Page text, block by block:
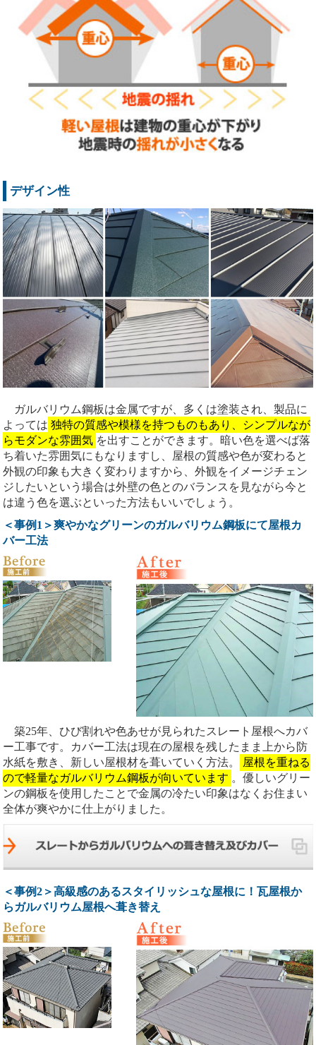
デザイン性
ガルバリウム鋼板は金属ですが、多くは塗装され、製品に
よっては 独特の質感や模様を持つものもあり、シンプルなが
らモダンな雰囲気 を出すことができます。暗い色を選べば落
ち着いた雰囲気にもなりますし、屋根の質感や色が変わると
外観の印象も大きく変わりますから、外観をイメージチェン
ジしたいという場合は外壁の色とのバランスを見ながら今と
は違う色を選ぶといった方法もいいでしょう。
＜事例1＞爽やかなグリーンのガルバリウム鋼板にて屋根カ
バー工法
築25年、ひび割れや色あせが見られたスレート屋根へカバ
ー工事です。カバー工法は現在の屋根を残したまま上から防
水紙を敷き、新しい屋根材を葺いていく方法。
屋根を重ねる
ので軽量なガルバリウム鋼板が向いています 。優しいグリー
ンの鋼板を使用したことで金属の冷たい印象はなくお住まい
全体が爽やかに仕上がりました。
＜事例2＞高級感のあるスタイリッシュな屋根に！瓦屋根か
らガルバリウム屋根へ葺き替え